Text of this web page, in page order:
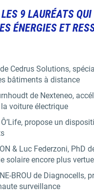
9 LAURÉATS
ÉNERGIES ET
Cedrus Solutions,
bâtiments à distance
de Nexteneo,
la voiture électrique
propose un
& Luc Federzoni, PhD
solaire encore plus
BROU de Diagnocells,
surveillance